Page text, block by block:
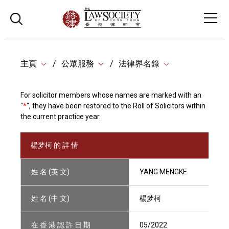
主頁 公眾服務 法律界名錄
For solicitor members whose names are marked with an
"*", they have been restored to the Roll of Solicitors within
the current practice year.
楊梦柯 的 詳 情
姓 名 (英 文) YANG MENGKE
姓 名 (中 文) 楊梦柯
在 香 港 認 許 日 期 05/2022